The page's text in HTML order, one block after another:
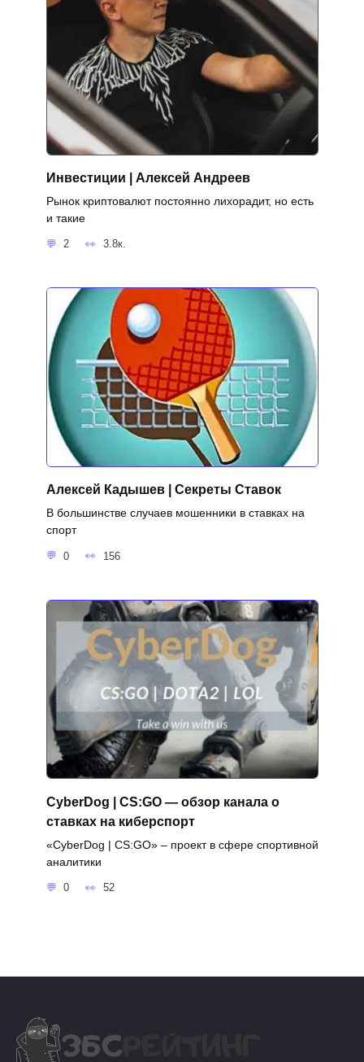
Инвестиции | Алексей Андреев
Рынок криптовалют постоянно лихорадит, но есть
и такие
2 3.8к.
Алексей Кадышев | Секреты Ставок
В большинстве случаев мошенники в ставках на
спорт
0 156
CyberDog | CS:GO — обзор канала о
ставках на киберспорт
«CyberDog | CS:GO» – проект в сфере спортивной
аналитики
0 52